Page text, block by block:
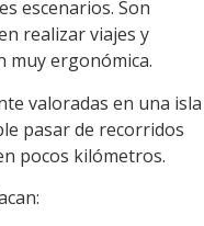
escenarios. Son
realizar viajes y
muy ergonómica.
valoradas en una isla
pasar de recorridos
pocos kilómetros.